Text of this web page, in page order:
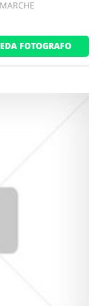
FOTOGRAFO